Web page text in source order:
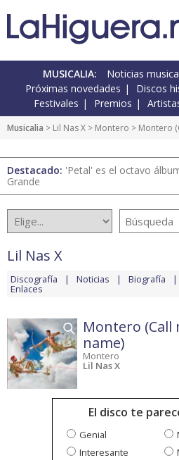
MUSICALIA: Noticias
Próximas novedades
Discos
Festivales
Premios
Musicalia > Lil Nas X > Montero > Montero
Destacado: 'Petal' es el octavo
Grande
Lil Nas X
Discografía Noticias Biografía
Enlaces
Montero (Call
name)
Montero
Lil Nas X
El disco te
Genial
Interesante